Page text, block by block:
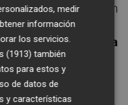
un año después en
una sentencia la
dos veces la misma
medir
información
los servicios.
(1913) también
para estos y
de datos de
y características